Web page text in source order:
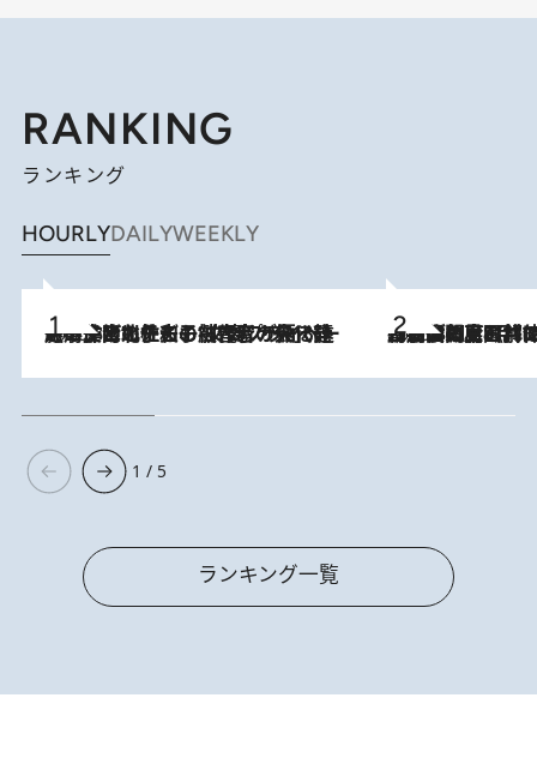
RANKING
ランキング
HOURLYDAILYWEEKLY
2026.8.3
《「文士の子ども被害者の会」発足！》阿川佐和子（72）が語る遠藤周作に北杜夫、劇作家・矢代静一の子どもたちの“文豪プライベート事件簿” 2026.8.8
「最後に見られてよかった」上野動物園の東園パンダ舎が解体前に特別公開。8月16日まで延長されたパネル展と共に辿る“半世紀”のパンダ飼育《解体工事の図面あり》
1 / 5
ランキング一覧